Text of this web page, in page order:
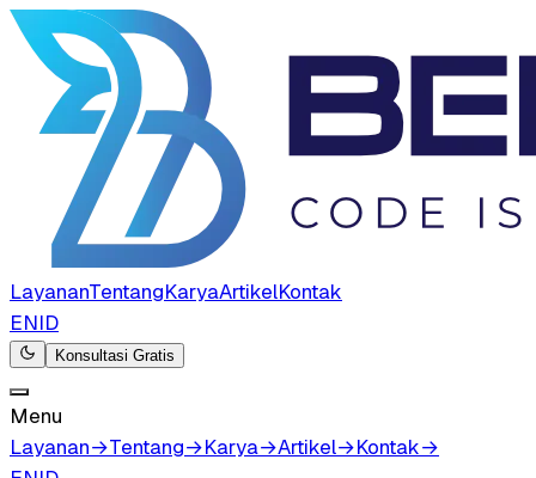
LayananTentangKaryaArtikelKontak
ENID
Konsultasi Gratis
Menu
Layanan→Tentang→Karya→Artikel→Kontak→